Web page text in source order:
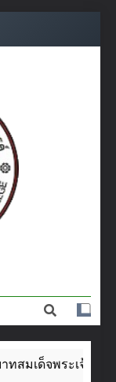
ษา
รค์
มเด็จพระเจ้าอยู่